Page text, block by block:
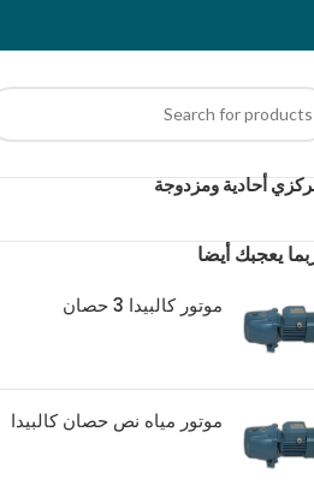
أحادية ومزدوجة
يعجبك أيضا
موتور كالبيدا 3 حصان
موتور مياه نص حصان كالبيدا